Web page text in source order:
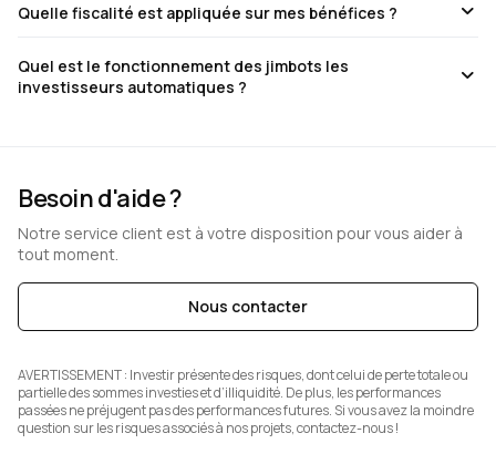
Quelle fiscalité est appliquée sur mes bénéfices ?
Quel est le fonctionnement des jimbots les
investisseurs automatiques ?
Besoin d'aide ?
Notre service client est à votre disposition pour vous aider à
tout moment.
Nous contacter
AVERTISSEMENT : Investir présente des risques, dont celui de perte totale ou
partielle des sommes investies et d’illiquidité. De plus, les performances
passées ne préjugent pas des performances futures. Si vous avez la moindre
question sur les risques associés à nos projets, contactez-nous !